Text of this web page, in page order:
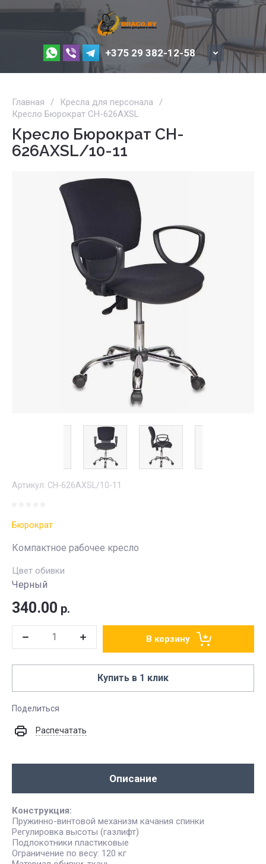
+375 29 382-12-58
Главная / Кресла для персонала
/
Кресло Бюрократ CH-626AXSL
Кресло Бюрократ CH-
626AXSL/10-11
Артикул: CH-626AXSL/10-11
Бюрократ
Компактное рабочее кресло
Цвет обивки
Черный
340.00 р.
В корзину
Купить в 1 клик
Поделиться
Распечатать
Описание
Конструкция:
Пружинно-винтовой механизм качания спинки
Регулировка высоты (газлифт)
Подлокотники пластиковые
Ограничение по весу: 120 кг